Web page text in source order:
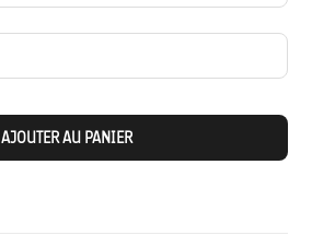
AJOUTER AU PANIER